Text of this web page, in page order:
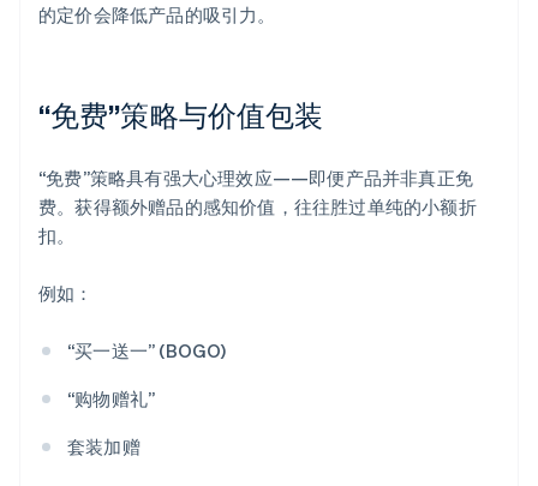
的定价会降低产品的吸引力。
“免费”策略与价值包装
“免费”策略具有强大心理效应——即便产品并非真正免
费。获得额外赠品的感知价值，往往胜过单纯的小额折
扣。
例如：
“买一送一” (BOGO)
“购物赠礼”
套装加赠